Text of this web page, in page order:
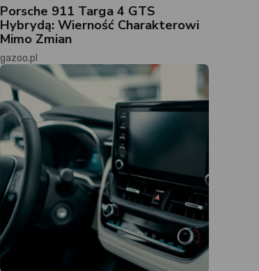
Porsche 911 Targa 4 GTS
Hybrydą: Wierność Charakterowi
Mimo Zmian
gazoo.pl